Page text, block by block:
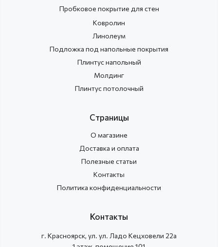
Пробковое покрытие для стен
Ковролин
Линолеум
Подложка под напольные покрытия
Плинтус напольный
Молдинг
Плинтус потолочный
Страницы
О магазине
Доставка и оплата
Полезные статьи
Контакты
Политика конфиденциальности
Контакты
г. Красноярск, ул. ул. Ладо Кецховели 22а